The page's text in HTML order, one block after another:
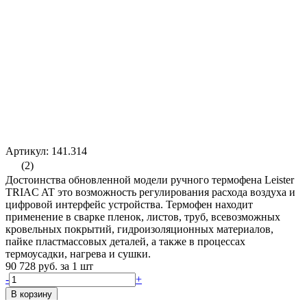
Артикул: 141.314
(2)
Достоинства обновленной модели ручного термофена Leister
TRIAC AT это возможность регулирования расхода воздуха и
цифровой интерфейс устройства. Термофен находит
применение в сварке пленок, листов, труб, всевозможных
кровельных покрытий, гидроизоляционных материалов,
пайке пластмассовых деталей, а также в процессах
термоусадки, нагрева и сушки.
90 728 руб. за 1 шт
-
+
В корзину